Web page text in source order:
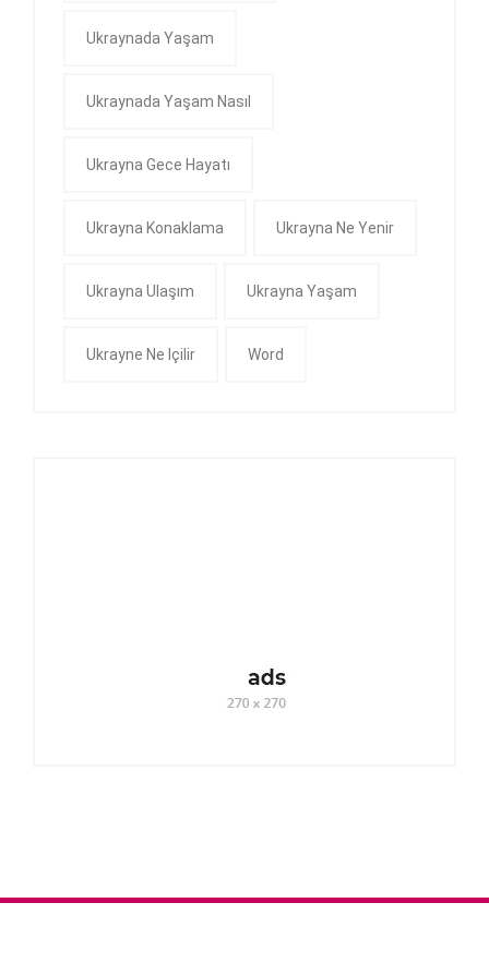
Ukraynada Yaşam
Ukraynada Yaşam Nasıl
Ukrayna Gece Hayatı
Ukrayna Konaklama Ukrayna Ne Yenir
Ukrayna Ulaşım Ukrayna Yaşam
Ukrayne Ne Içilir Word